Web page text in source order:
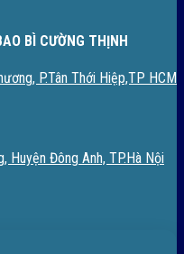
BÌ CƯỜNG THỊNH
P.Tân Thới Hiệp,TP HCM
Huyện Đông Anh, TP.Hà Nội